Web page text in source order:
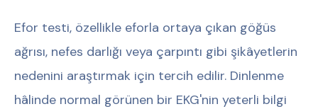
Efor testi, özellikle eforla ortaya çıkan göğüs
ağrısı, nefes darlığı veya çarpıntı gibi şikâyetlerin
nedenini araştırmak için tercih edilir. Dinlenme
hâlinde normal görünen bir EKG'nin yeterli bilgi